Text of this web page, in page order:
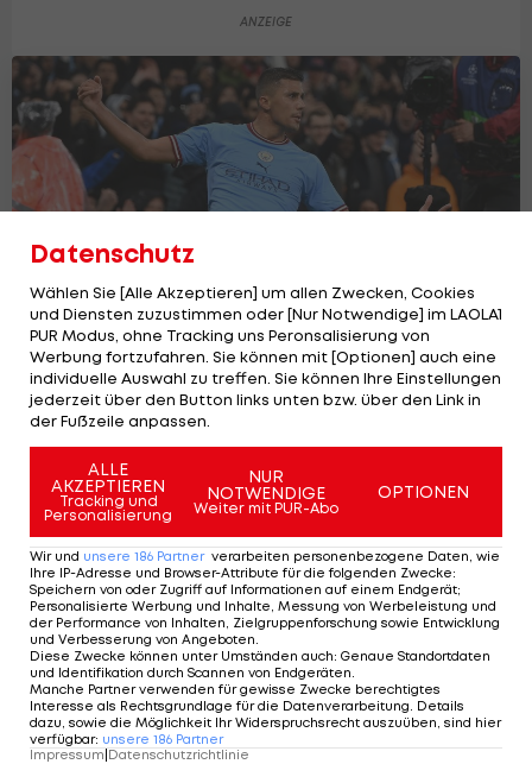
Wer ersetzt Rodri bei Manchester City?
Premier League
Datenschutz
Wählen Sie [Alle Akzeptieren] um allen Zwecken, Cookies
und Diensten zuzustimmen oder [Nur Notwendige] im LAOLA1
PUR Modus, ohne Tracking uns Peronsalisierung von
Werbung fortzufahren. Sie können mit [Optionen] auch eine
individuelle Auswahl zu treffen. Sie können Ihre Einstellungen
jederzeit über den Button links unten bzw. über den Link in
der Fußzeile anpassen.
ALLE
AKZEPTIEREN
Tracking und
Personalisierung
NUR
NOTWENDIGE
Weiter mit PUR-Abo
OPTIONEN
Wir und unsere 186 Partner verarbeiten personenbezogene Daten, wie
Ihre IP-Adresse und Browser-Attribute für die folgenden Zwecke:
Speichern von oder Zugriff auf Informationen auf einem Endgerät;
Personalisierte Werbung und Inhalte, Messung von Werbeleistung und
der Performance von Inhalten, Zielgruppenforschung sowie Entwicklung
und Verbesserung von Angeboten.
Diese Zwecke können unter Umständen auch: Genaue Standortdaten
und Identifikation durch Scannen von Endgeräten.
Manche Partner verwenden für gewisse Zwecke berechtigtes
Interesse als Rechtsgrundlage für die Datenverarbeitung. Details
dazu, sowie die Möglichkeit Ihr Widerspruchsrecht auszuüben, sind hier
verfügbar: unsere 186 Partner
Impressum Datenschutzrichtlinie